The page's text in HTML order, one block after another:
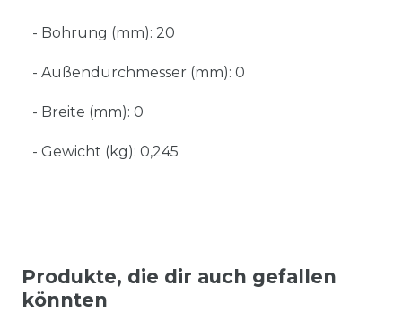
- Bohrung (mm): 20
- Außendurchmesser (mm): 0
- Breite (mm): 0
- Gewicht (kg): 0,245
Produkte, die dir auch gefallen
könnten